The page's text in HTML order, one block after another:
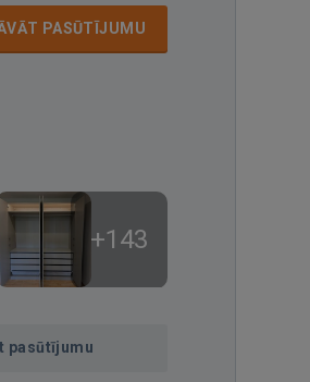
PASŪTĪJUMU
+143
pasūtījumu